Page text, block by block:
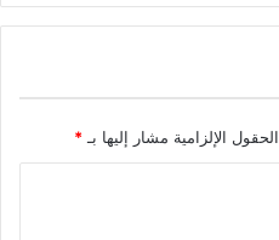
الحقول الإلزامية مشار إليها بـ *